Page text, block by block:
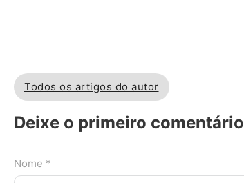
Todos os artigos do autor
Deixe o primeiro comentário
Nome *